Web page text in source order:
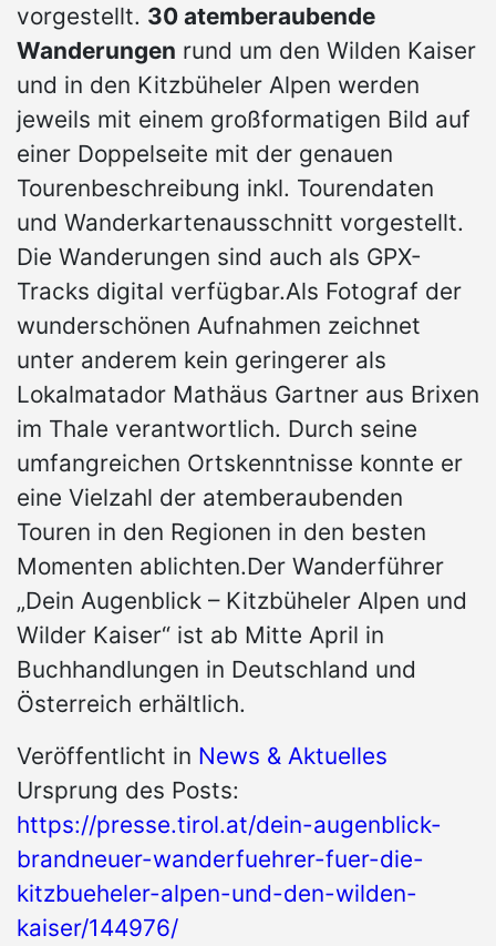
vorgestellt. 30 atemberaubende
Wanderungen rund um den Wilden Kaiser
und in den Kitzbüheler Alpen werden
jeweils mit einem großformatigen Bild auf
einer Doppelseite mit der genauen
Tourenbeschreibung inkl. Tourendaten
und Wanderkartenausschnitt vorgestellt.
Die Wanderungen sind auch als GPX-
Tracks digital verfügbar.Als Fotograf der
wunderschönen Aufnahmen zeichnet
unter anderem kein geringerer als
Lokalmatador Mathäus Gartner aus Brixen
im Thale verantwortlich. Durch seine
umfangreichen Ortskenntnisse konnte er
eine Vielzahl der atemberaubenden
Touren in den Regionen in den besten
Momenten ablichten.Der Wanderführer
„Dein Augenblick – Kitzbüheler Alpen und
Wilder Kaiser“ ist ab Mitte April in
Buchhandlungen in Deutschland und
Österreich erhältlich.
Veröffentlicht in News & Aktuelles
Ursprung des Posts:
https://presse.tirol.at/dein-augenblick-
brandneuer-wanderfuehrer-fuer-die-
kitzbueheler-alpen-und-den-wilden-
kaiser/144976/